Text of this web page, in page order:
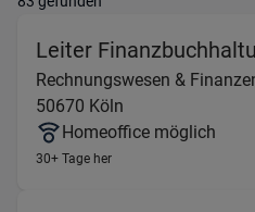
Leiter
Rechnungswesen &
50670 Köln
Homeoffice möglich
30+ Tage her